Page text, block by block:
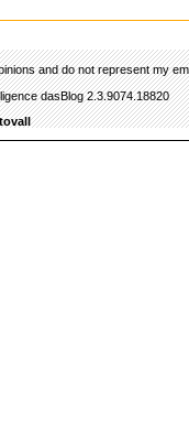
and do not represent my
dasBlog 2.3.9074.18820